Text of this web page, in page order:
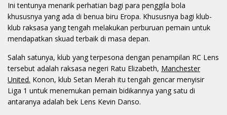
Ini tentunya menarik perhatian bagi para penggila bola
khususnya yang ada di benua biru Eropa. Khususnya bagi klub-
klub raksasa yang tengah melakukan perburuan pemain untuk
mendapatkan skuad terbaik di masa depan.
Salah satunya, klub yang terpesona dengan penampilan RC Lens
tersebut adalah raksasa negeri Ratu Elizabeth, Manchester
United. Konon, klub Setan Merah itu tengah gencar menyisir
Liga 1 untuk menemukan pemain bidikannya yang satu di
antaranya adalah bek Lens Kevin Danso.